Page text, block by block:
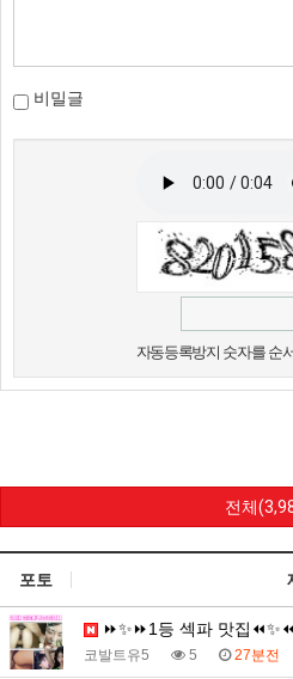
비밀글
자동등록방지 숫자를 순
전체
포토
⏩✨⏩1등 섹파 맛집
코발트유5 5 27분전